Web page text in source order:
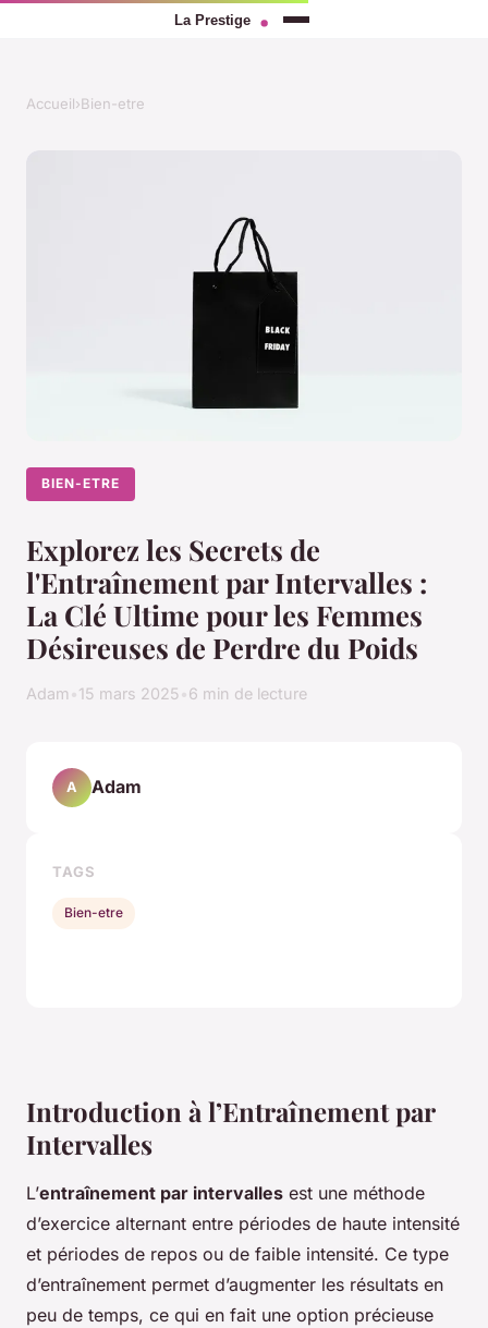
Accueil›Bien-etre
BIEN-ETRE
Explorez les Secrets de
l'Entraînement par Intervalles :
La Clé Ultime pour les Femmes
Désireuses de Perdre du Poids
Adam 15 mars 2025 6 min de lecture
Introduction à l’Entraînement par
Intervalles
L’entraînement par intervalles est une méthode
d’exercice alternant entre périodes de haute intensité
et périodes de repos ou de faible intensité. Ce type
d’entraînement permet d’augmenter les résultats en
peu de temps, ce qui en fait une option précieuse
A Adam
TAGS
Bien-etre